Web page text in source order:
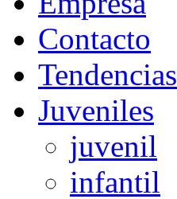
Contacto
Tendencias
Juveniles
juvenil
infantil